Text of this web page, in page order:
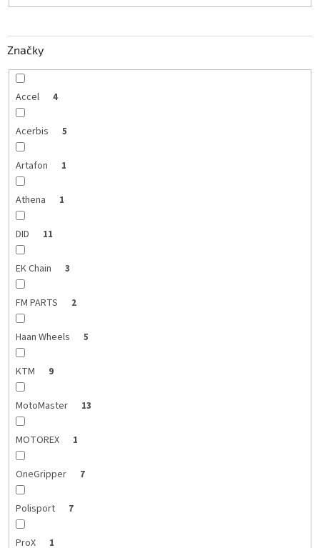
Značky
Accel 4
Acerbis 5
Artafon 1
Athena 1
DID 11
EK Chain 3
FM PARTS 2
Haan Wheels 5
KTM 9
MotoMaster 13
MOTOREX 1
OneGripper 7
Polisport 7
ProX 1